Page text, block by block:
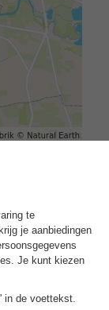
- 01140